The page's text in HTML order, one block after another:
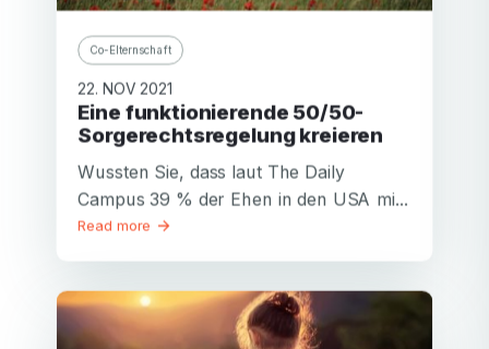
Co-Elternschaft
22. NOV 2021
Eine funktionierende 50/50-
Sorgerechtsregelung kreieren
Wussten Sie, dass laut The Daily
Campus 39 % der Ehen in den USA mi...
Read more